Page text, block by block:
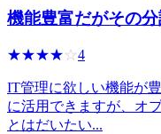
機能豊富だがその
☆☆☆☆☆
★★★★★4
IT管理に欲しい機能が
に活用できますが、オ
とはだいたい...